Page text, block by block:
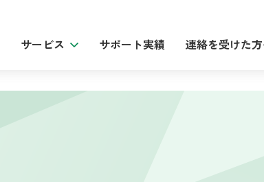
サービス サポート実績 連絡を受けた